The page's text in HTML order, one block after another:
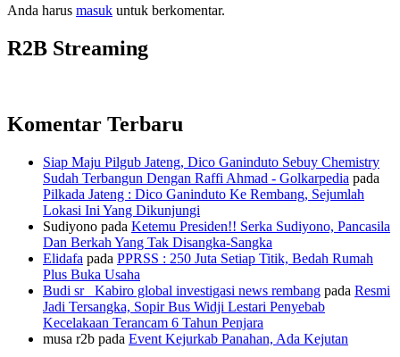
Anda harus masuk untuk berkomentar.
R2B Streaming
Komentar Terbaru
Siap Maju Pilgub Jateng, Dico Ganinduto Sebuy Chemistry
Sudah Terbangun Dengan Raffi Ahmad - Golkarpedia pada
Pilkada Jateng : Dico Ganinduto Ke Rembang, Sejumlah
Lokasi Ini Yang Dikunjungi
Sudiyono pada Ketemu Presiden!! Serka Sudiyono, Pancasila
Dan Berkah Yang Tak Disangka-Sangka
Elidafa pada PPRSS : 250 Juta Setiap Titik, Bedah Rumah
Plus Buka Usaha
Budi sr_ Kabiro global investigasi news rembang pada Resmi
Jadi Tersangka, Sopir Bus Widji Lestari Penyebab
Kecelakaan Terancam 6 Tahun Penjara
musa r2b pada Event Kejurkab Panahan, Ada Kejutan